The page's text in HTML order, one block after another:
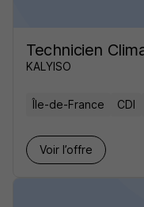
Technicien
KALYISO
Île-de-France CDI
Voir l’offre